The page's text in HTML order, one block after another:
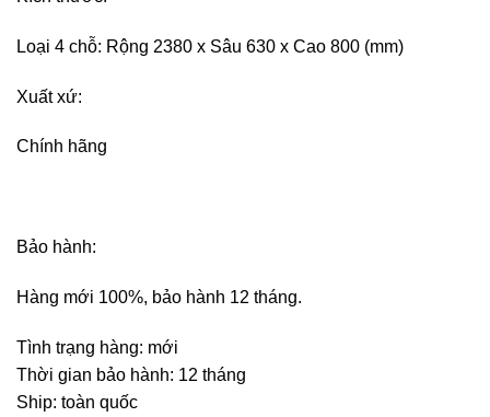
Loại 4 chỗ: Rộng 2380 x Sâu 630 x Cao 800 (mm)
Xuất xứ:
Chính hãng
Bảo hành:
Hàng mới 100%, bảo hành 12 tháng.
Tình trạng hàng: mới
Thời gian bảo hành: 12 tháng
Ship: toàn quốc